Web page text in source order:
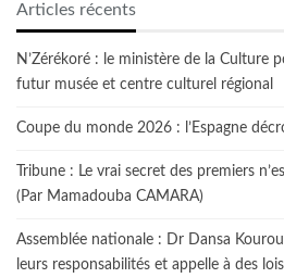
Articles récents
N’Zérékoré : le ministère de la Culture
futur musée et centre culturel régional
Coupe du monde 2026 : l’Espagne
Tribune : Le vrai secret des premiers
(Par Mamadouba CAMARA)
Assemblée nationale : Dr Dansa
leurs responsabilités et appelle à des